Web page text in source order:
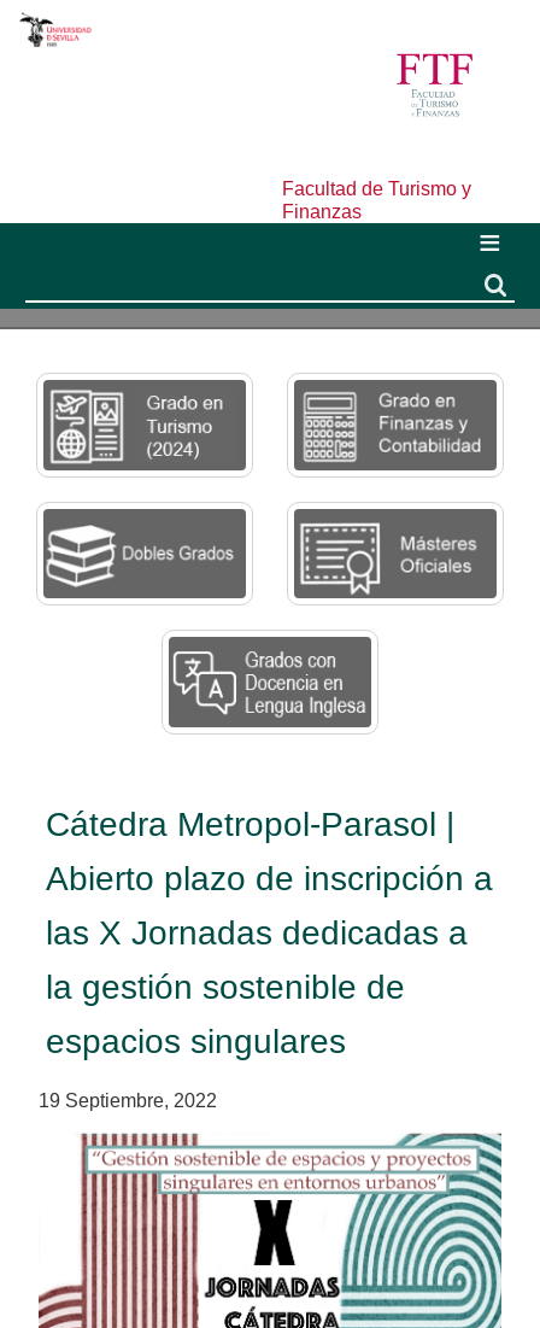
Facultad de Turismo y
Finanzas
Cátedra Metropol-Parasol |
Abierto plazo de inscripción a
las X Jornadas dedicadas a
la gestión sostenible de
espacios singulares
19 Septiembre, 2022